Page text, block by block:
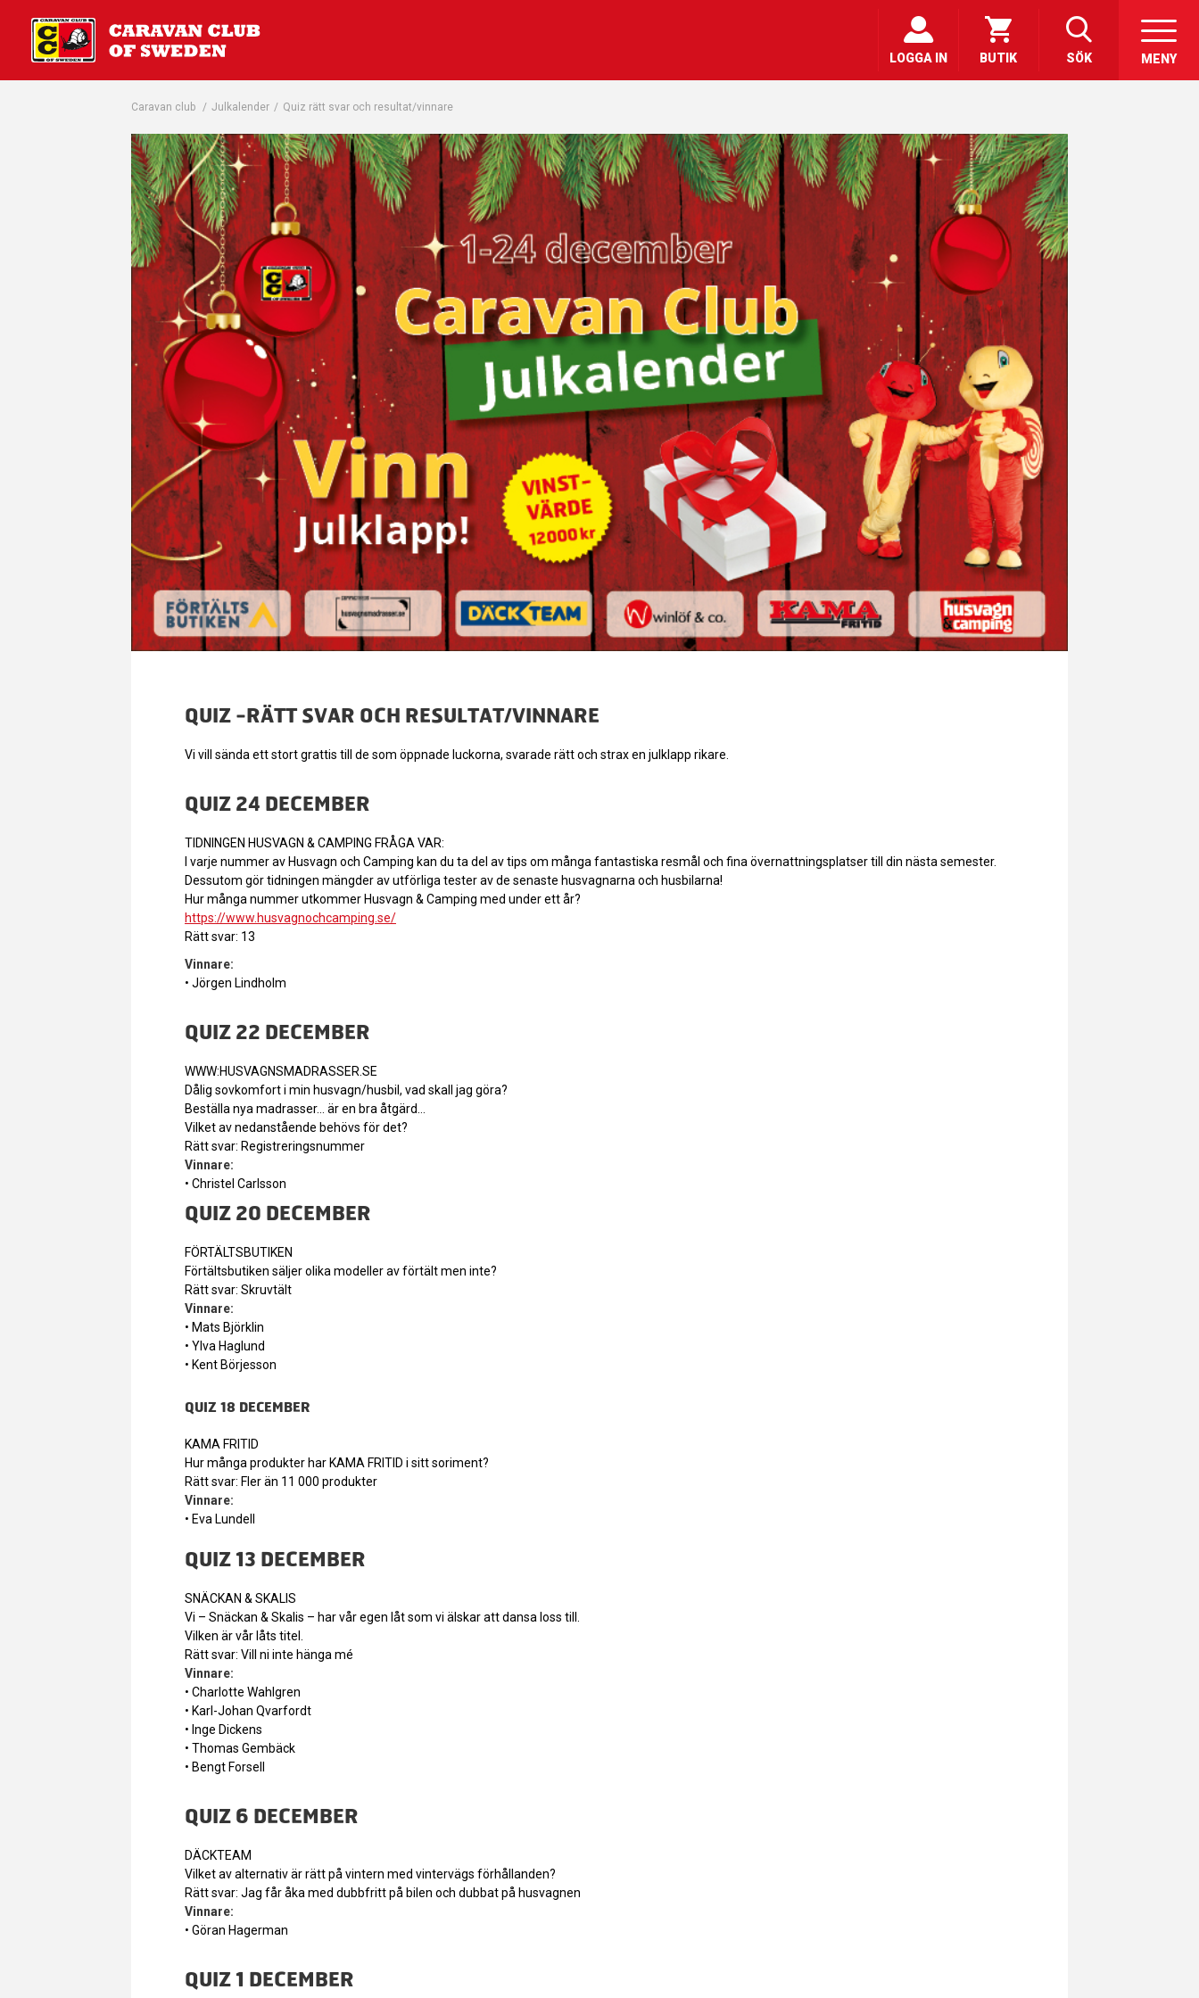
LOGGA IN BUTIK SÖK MENY
Caravan club / Julkalender / Quiz rätt svar och resultat/vinnare
QUIZ -RÄTT SVAR OCH RESULTAT/VINNARE
Vi vill sända ett stort grattis till de som öppnade luckorna, svarade rätt och strax en julklapp rikare.
QUIZ 24 DECEMBER
TIDNINGEN HUSVAGN & CAMPING FRÅGA VAR:
I varje nummer av Husvagn och Camping kan du ta del av tips om många fantastiska resmål och fina övernattningsplatser till din nästa semester.
Dessutom gör tidningen mängder av utförliga tester av de senaste husvagnarna och husbilarna!
Hur många nummer utkommer Husvagn & Camping med under ett år?
https://www.husvagnochcamping.se/
Rätt svar: 13
Vinnare:
• Jörgen Lindholm
QUIZ 22 DECEMBER
WWW:HUSVAGNSMADRASSER.SE
Dålig sovkomfort i min husvagn/husbil, vad skall jag göra?
Beställa nya madrasser… är en bra åtgärd…
Vilket av nedanstående behövs för det?
Rätt svar: Registreringsnummer
Vinnare:
• Christel Carlsson
QUIZ 20 DECEMBER
FÖRTÄLTSBUTIKEN
Förtältsbutiken säljer olika modeller av förtält men inte?
Rätt svar: Skruvtält
Vinnare:
• Mats Björklin
• Ylva Haglund
• Kent Börjesson
QUIZ 18 DECEMBER
KAMA FRITID
Hur många produkter har KAMA FRITID i sitt soriment?
Rätt svar: Fler än 11 000 produkter
Vinnare:
• Eva Lundell
QUIZ 13 DECEMBER
SNÄCKAN & SKALIS
Vi – Snäckan & Skalis – har vår egen låt som vi älskar att dansa loss till.
Vilken är vår låts titel.
Rätt svar: Vill ni inte hänga mé
Vinnare:
• Charlotte Wahlgren
• Karl-Johan Qvarfordt
• Inge Dickens
• Thomas Gembäck
• Bengt Forsell
QUIZ 6 DECEMBER
DÄCKTEAM
Vilket av alternativ är rätt på vintern med vintervägs förhållanden?
Rätt svar: Jag får åka med dubbfritt på bilen och dubbat på husvagnen
Vinnare:
• Göran Hagerman
QUIZ 1 DECEMBER